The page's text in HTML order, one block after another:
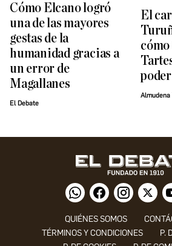
Cómo Elcano logró
una de las mayores
gestas de la
humanidad gracias a
un error de
Magallanes
El Debate
El
cómo
poder
Almudena
QUIÉNES SOMOS
TÉRMINOS Y CONDICIONES
P.